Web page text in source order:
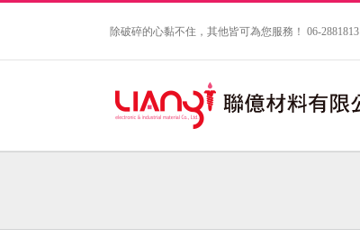
除破碎的心黏不住，其他皆可為您服務！ 06-2881813